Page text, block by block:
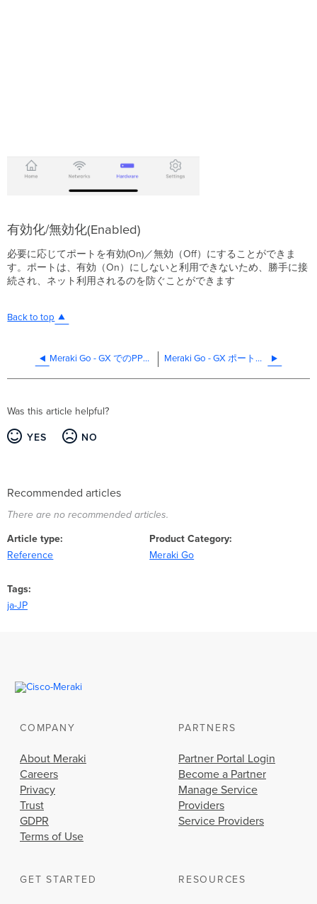
有効化/無効化(Enabled)
必要に応じてポートを有効(On)／無効（Off）にすることができま
す。ポートは、有効（On）にしないと利用できないため、勝手に接
続され、ネット利用されるのを防ぐことができます
Back to top
Meraki Go - GX でのPPPoE設定 Meraki Go - GX ポートフォワーディングの設定
Was this article helpful?
YES NO
Recommended articles
There are no recommended articles.
Article type
Reference
Product Category
Meraki Go
Tags
ja-JP
COMPANY
About Meraki
Careers
Privacy
Trust
GDPR
Terms of Use
PARTNERS
Partner Portal Login
Become a Partner
Manage Service
Providers
Service Providers
GET STARTED RESOURCES